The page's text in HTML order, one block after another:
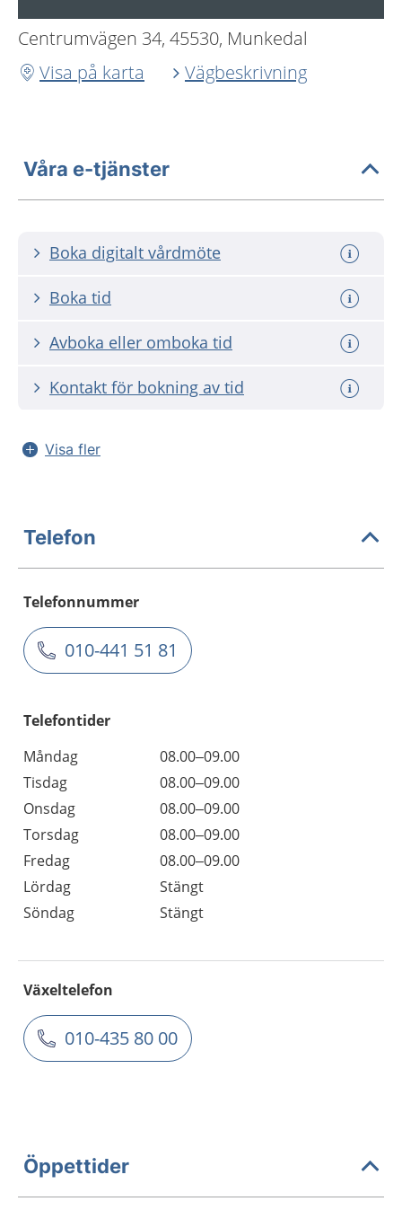
Centrumvägen 34, 45530, Munkedal
Visa på karta
Vägbeskrivning
Våra e-tjänster
Boka digitalt vårdmöte
Boka tid
Avboka eller omboka tid
Kontakt för bokning av tid
Visa fler
Telefon
Telefonnummer
010-441 51 81
Telefontider
Måndag
08.00–09.00
Tisdag
08.00–09.00
Onsdag
08.00–09.00
Torsdag
08.00–09.00
Fredag
08.00–09.00
Lördag
Stängt
Söndag
Stängt
Växeltelefon
010-435 80 00
Öppettider